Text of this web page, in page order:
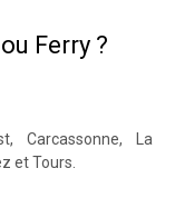
Ferry ?
Carcassonne, La
et Tours.